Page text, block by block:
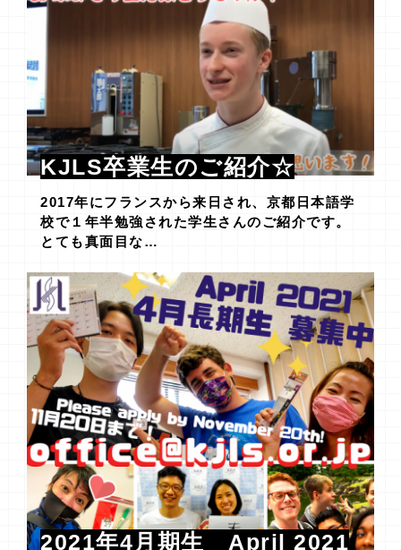
KJLS卒業生のご紹介☆
2017年にフランスから来日され、京都日本語学
校で１年半勉強された学生さんのご紹介です。
とても真面目な…
2021年4月期生 April 2021